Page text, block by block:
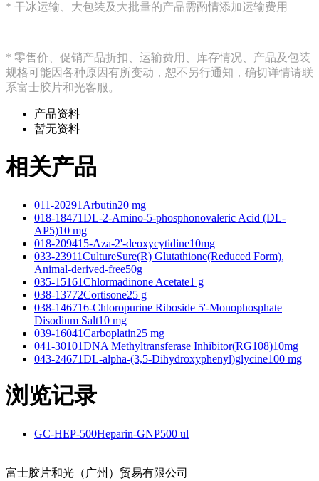
* 干冰运输、大包装及大批量的产品需酌情添加运输费用
* 零售价、促销产品折扣、运输费用、库存情况、 产品及包装
规格可能因各种原因有所变动，恕不另行通知，确切详情请联
系富士胶片和光客服。
产品资料
暂无资料
相关产品
011-20291Arbutin20 mg
018-18471DL-2-Amino-5-phosphonovaleric Acid (DL-
AP5)10 mg
018-209415-Aza-2'-deoxycytidine10mg
033-23911CultureSure(R) Glutathione(Reduced Form),
Animal-derived-free50g
035-15161Chlormadinone Acetate1 g
038-13772Cortisone25 g
038-146716-Chloropurine Riboside 5'-Monophosphate
Disodium Salt10 mg
039-16041Carboplatin25 mg
041-30101DNA Methyltransferase Inhibitor(RG108)10mg
043-24671DL-alpha-(3,5-Dihydroxyphenyl)glycine100 mg
浏览记录
GC-HEP-500Heparin-GNP500 ul
富士胶片和光（广州）贸易有限公司